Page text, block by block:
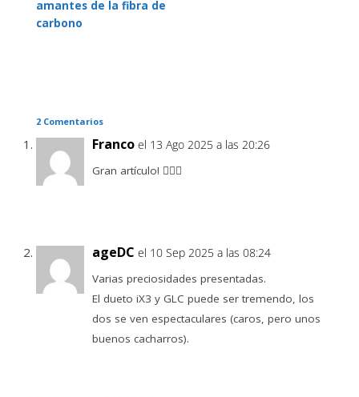
amantes de la fibra de
carbono
2 Comentarios
Franco el 13 Ago 2025 a las 20:26
Gran artículo! 🤦🏻‍♂️
ageDC el 10 Sep 2025 a las 08:24
Varias preciosidades presentadas.
El dueto iX3 y GLC puede ser tremendo, los
dos se ven espectaculares (caros, pero unos
buenos cacharros).